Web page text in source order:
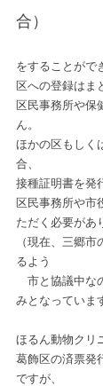
合）
をすることがで
区への登録はま
区民事務所や保
ん。
ほかの区もしく
合、
接種証明書を発
区民事務所や市
ただく必要があ
（現在、三郷
るよう
市と協議中な
みとなっていま
ほるん動物クリ
葛飾区の済票発
ですが、